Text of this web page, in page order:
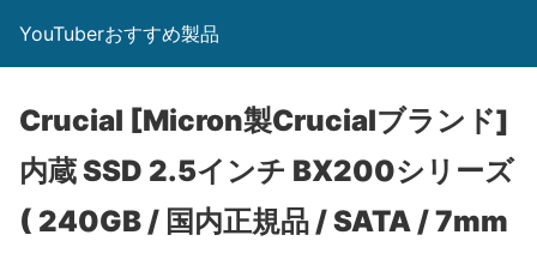
YouTuberおすすめ製品
Crucial [Micron製Crucialブランド]
内蔵 SSD 2.5インチ BX200シリーズ
( 240GB / 国内正規品 / SATA / 7mm